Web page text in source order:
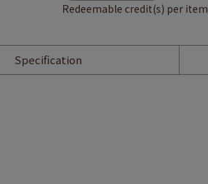
Redeemable credit(s) per item
Specification